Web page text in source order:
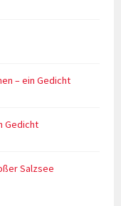
– ein Gedicht
Gedicht
Salzsee